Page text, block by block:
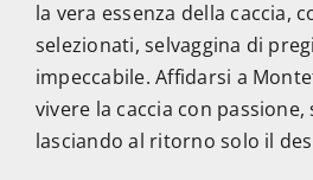
la vera essenza della caccia,
selezionati, selvaggina di
impeccabile. Affidarsi a
vivere la caccia con passione,
lasciando al ritorno solo il